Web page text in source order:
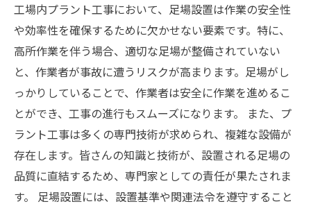
工場内プラント工事において、足場設置は作業の安全性
や効率性を確保するために欠かせない要素です。特に、
高所作業を伴う場合、適切な足場が整備されていない
と、作業者が事故に遭うリスクが高まります。足場がし
っかりしていることで、作業者は安全に作業を進めるこ
とができ、工事の進行もスムーズになります。 また、プ
ラント工事は多くの専門技術が求められ、複雑な設備が
存在します。皆さんの知識と技術が、設置される足場の
品質に直結するため、専門家としての責任が果たされま
す。 足場設置には、設置基準や関連法令を遵守すること